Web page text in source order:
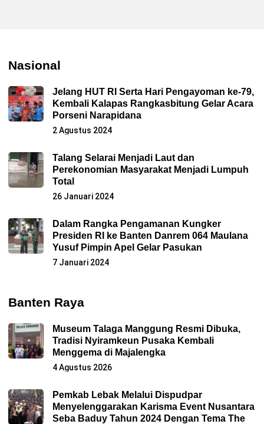
Nasional
Jelang HUT RI Serta Hari Pengayoman ke-79,
Kembali Kalapas Rangkasbitung Gelar Acara
Porseni Narapidana
2 Agustus 2024
Talang Selarai Menjadi Laut dan
Perekonomian Masyarakat Menjadi Lumpuh
Total
26 Januari 2024
Dalam Rangka Pengamanan Kungker
Presiden RI ke Banten Danrem 064 Maulana
Yusuf Pimpin Apel Gelar Pasukan
7 Januari 2024
Banten Raya
Museum Talaga Manggung Resmi Dibuka,
Tradisi Nyiramkeun Pusaka Kembali
Menggema di Majalengka
4 Agustus 2026
Pemkab Lebak Melalui Dispudpar
Menyelenggarakan Karisma Event Nusantara
Seba Baduy Tahun 2024 Dengan Tema The